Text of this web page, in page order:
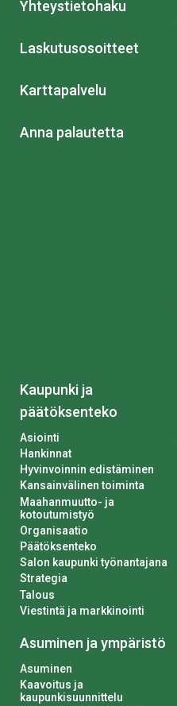
Yhteystietohaku
Laskutusosoitteet
Karttapalvelu
Anna palautetta
Kaupunki ja
päätöksenteko
Asiointi
Hankinnat
Hyvinvoinnin edistäminen
Kansainvälinen toiminta
Maahanmuutto- ja
kotoutumistyö
Organisaatio
Päätöksenteko
Salon kaupunki työnantajana
Strategia
Talous
Viestintä ja markkinointi
Asuminen ja ympäristö
Asuminen
Kaavoitus ja
kaupunkisuunnittelu